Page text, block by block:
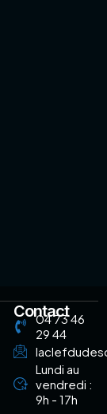
Contact
04 73 46
29 44
Lundi au
vendredi :
9h - 17h